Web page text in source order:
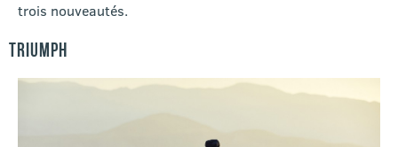
trois nouveautés.
TRIUMPH